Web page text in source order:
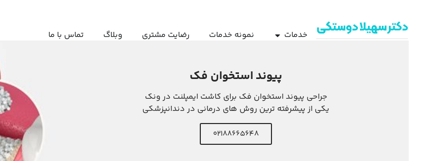
خدمات نمونه خدمات رضایت مشتری وبلاگ تماس با ما
پیوند استخوان فک
جراحی پیوند استخوان فک برای کاشت ایمپلنت در ونک
یکی از پیشرفته ترین روش های درمانی در دندانپزشکی
02188665648